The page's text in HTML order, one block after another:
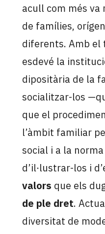
acull com més va
de famílies,
diferents. Amb el
esdevé la
dipositària de la
socialitzar-los
que el
l’àmbit familiar
social i a la
d’il·lustrar-los i
valors que els
de ple dret.
diversitat de